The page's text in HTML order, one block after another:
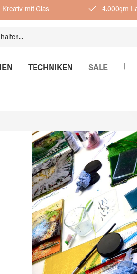
Kreativ mit Glas 4.000qm
TECHNIKEN SALE